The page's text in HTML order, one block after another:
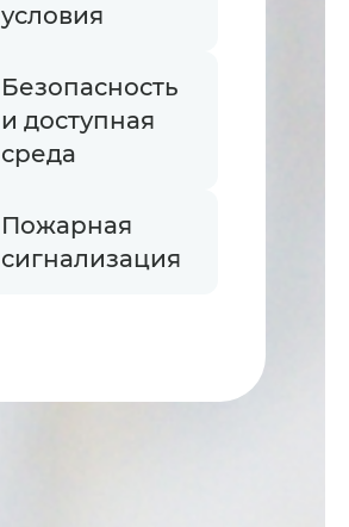
условия
Безопасность
и доступная
среда
Пожарная
сигнализация